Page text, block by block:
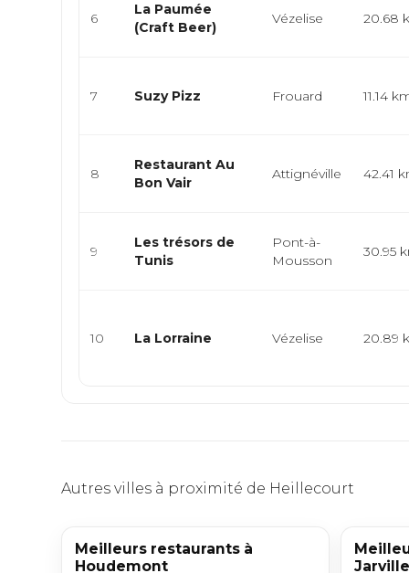
6
La Paumée
(Craft Beer)
Vézelise 20.68
7 Suzy Pizz Frouard 11.14
8
Restaurant Au
Bon Vair
Attignéville 42.41
9
Les trésors de
Tunis
Pont-à-
Mousson
30.95
10 La Lorraine Vézelise 20.89
Autres villes à proximité de Heillecourt
Meilleurs restaurants à
Houdemont